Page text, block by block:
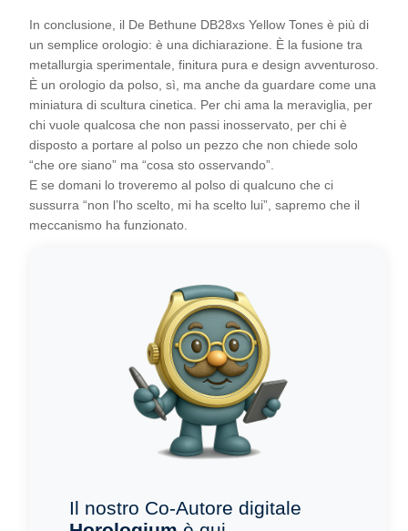
In conclusione, il De Bethune DB28xs Yellow Tones è più di
un semplice orologio: è una dichiarazione. È la fusione tra
metallurgia sperimentale, finitura pura e design avventuroso.
È un orologio da polso, sì, ma anche da guardare come una
miniatura di scultura cinetica. Per chi ama la meraviglia, per
chi vuole qualcosa che non passi inosservato, per chi è
disposto a portare al polso un pezzo che non chiede solo
“che ore siano” ma “cosa sto osservando”.
E se domani lo troveremo al polso di qualcuno che ci
sussurra “non l’ho scelto, mi ha scelto lui”, sapremo che il
meccanismo ha funzionato.
Il nostro Co-Autore digitale